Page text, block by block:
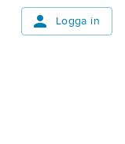
Logga in